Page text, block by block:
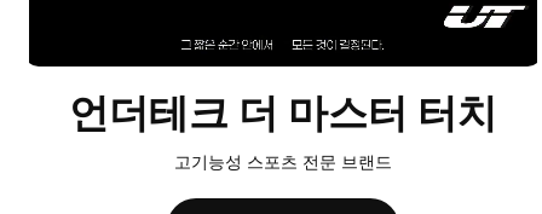
언더테크 더 마스터 터치
고기능성 스포츠 전문 브랜드